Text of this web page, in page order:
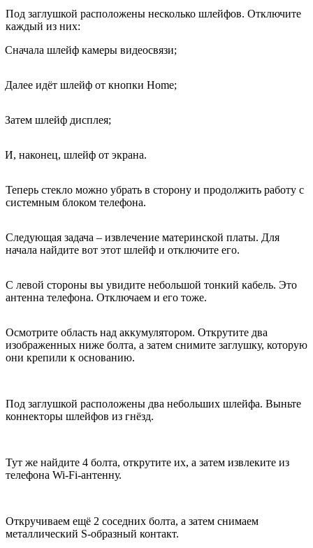
Под заглушкой расположены несколько шлейфов. Отключите
каждый из них:
Сначала шлейф камеры видеосвязи;
Далее идёт шлейф от кнопки Home;
Затем шлейф дисплея;
И, наконец, шлейф от экрана.
Теперь стекло можно убрать в сторону и продолжить работу с
системным блоком телефона.
Следующая задача – извлечение материнской платы. Для
начала найдите вот этот шлейф и отключите его.
С левой стороны вы увидите небольшой тонкий кабель. Это
антенна телефона. Отключаем и его тоже.
Осмотрите область над аккумулятором. Открутите два
изображенных ниже болта, а затем снимите заглушку, которую
они крепили к основанию.
Под заглушкой расположены два небольших шлейфа. Выньте
коннекторы шлейфов из гнёзд.
Тут же найдите 4 болта, открутите их, а затем извлеките из
телефона Wi-Fi-антенну.
Откручиваем ещё 2 соседних болта, а затем снимаем
металлический S-образный контакт.